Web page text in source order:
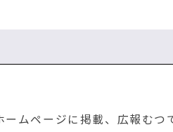
ムページに掲載、広報むつ